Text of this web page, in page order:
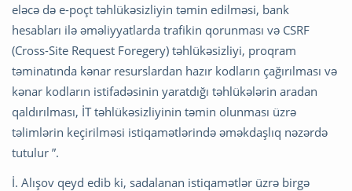
eləcə də e-poçt təhlükəsizliyin təmin edilməsi, bank
hesabları ilə əməliyyatlarda trafikin qorunması və CSRF
(Cross-Site Request Foregery) təhlükəsizliyi, proqram
təminatında kənar resurslardan hazır kodların çağırılması və
kənar kodların istifadəsinin yaratdığı təhlükələrin aradan
qaldırılması, İT təhlükəsizliyinin təmin olunması üzrə
təlimlərin keçirilməsi istiqamətlərində əməkdaşlıq nəzərdə
tutulur ”.
İ. Alışov qeyd edib ki, sadalanan istiqamətlər üzrə birgə